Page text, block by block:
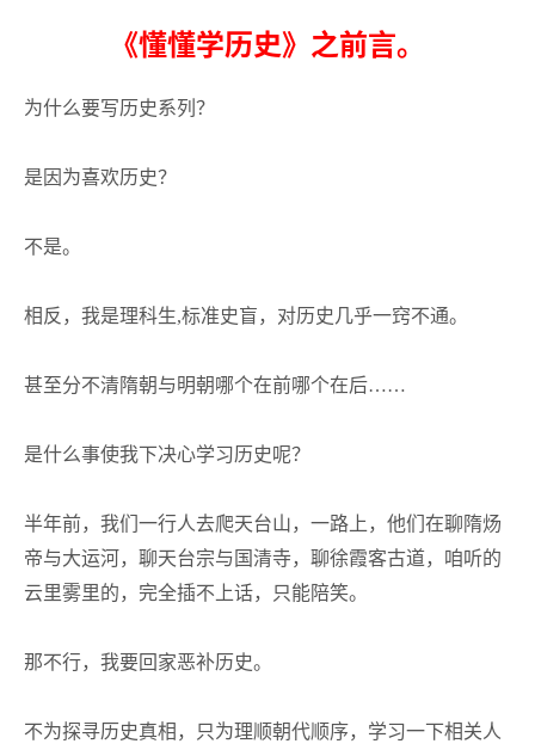
《懂懂学历史》之前言。
为什么要写历史系列？
是因为喜欢历史？
不是。
相反，我是理科生,标准史盲，对历史几乎一窍不通。
甚至分不清隋朝与明朝哪个在前哪个在后……
是什么事使我下决心学习历史呢？
半年前，我们一行人去爬天台山，一路上，他们在聊隋炀
帝与大运河，聊天台宗与国清寺，聊徐霞客古道，咱听的
云里雾里的，完全插不上话，只能陪笑。
那不行，我要回家恶补历史。
不为探寻历史真相，只为理顺朝代顺序，学习一下相关人